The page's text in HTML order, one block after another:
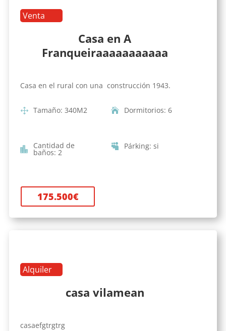
Venta
Casa en A
Franqueiraaaaaaaaaaa
Casa en el rural con una construcción 1943.
Tamaño: 340M2 Dormitorios: 6
Cantidad de
baños: 2
Párking: si
175.500€
Alquiler
casa vilamean
casaefgtrgtrg